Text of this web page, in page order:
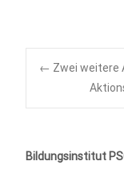
Post
← Zwei weitere
Bildungsinstitut